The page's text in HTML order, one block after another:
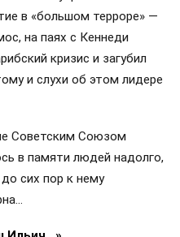
а по сути недомерок на
простые советские
которых и по резиденции
плавать (купаться,
а потому бассейны на
страны в свои водные
время своего величия, и
Сам целыми днями